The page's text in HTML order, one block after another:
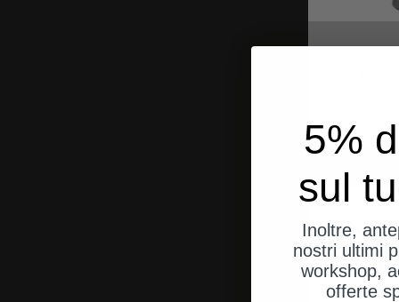
5%
sul
Inoltre,
nostri ultimi
workshop,
offerte